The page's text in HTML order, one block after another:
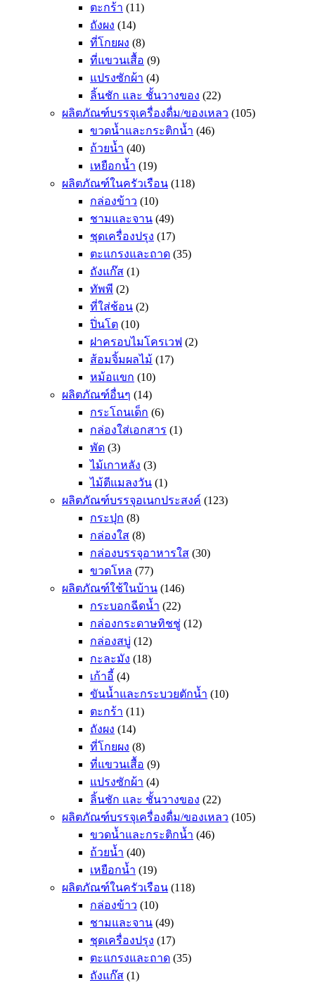
ตะกร้า (11)
ถังผง (14)
ที่โกยผง (8)
ที่แขวนเสื้อ (9)
แปรงซักผ้า (4)
ลิ้นชัก และ ชั้นวางของ (22)
ผลิตภัณฑ์บรรจุเครื่องดื่ม/ของเหลว (105)
ขวดน้ำและกระติกน้ำ (46)
ถ้วยน้ำ (40)
เหยือกน้ำ (19)
ผลิตภัณฑ์ในครัวเรือน (118)
กล่องข้าว (10)
ชามและจาน (49)
ชุดเครื่องปรุง (17)
ตะแกรงและถาด (35)
ถังแก๊ส (1)
ทัพพี (2)
ที่ใส่ช้อน (2)
ปิ่นโต (10)
ฝาครอบไมโครเวฟ (2)
ส้อมจิ้มผลไม้ (17)
หม้อแขก (10)
ผลิตภัณฑ์อื่นๆ (14)
กระโถนเด็ก (6)
กล่องใส่เอกสาร (1)
พัด (3)
ไม้เกาหลัง (3)
ไม้ตีแมลงวัน (1)
ผลิตภัณฑ์บรรจุอเนกประสงค์ (123)
กระปุก (8)
กล่องใส (8)
กล่องบรรจุอาหารใส (30)
ขวดโหล (77)
ผลิตภัณฑ์ใช้ในบ้าน (146)
กระบอกฉีดน้ำ (22)
กล่องกระดาษทิชชู่ (12)
กล่องสบู่ (12)
กะละมัง (18)
เก้าอี้ (4)
ขันน้ำและกระบวยตักน้ำ (10)
ตะกร้า (11)
ถังผง (14)
ที่โกยผง (8)
ที่แขวนเสื้อ (9)
แปรงซักผ้า (4)
ลิ้นชัก และ ชั้นวางของ (22)
ผลิตภัณฑ์บรรจุเครื่องดื่ม/ของเหลว (105)
ขวดน้ำและกระติกน้ำ (46)
ถ้วยน้ำ (40)
เหยือกน้ำ (19)
ผลิตภัณฑ์ในครัวเรือน (118)
กล่องข้าว (10)
ชามและจาน (49)
ชุดเครื่องปรุง (17)
ตะแกรงและถาด (35)
ถังแก๊ส (1)